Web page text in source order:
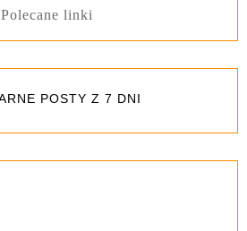
Polecane linki
POSTY Z 7 DNI